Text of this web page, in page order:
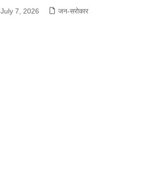
July 7, 2026 जन-सरोकार